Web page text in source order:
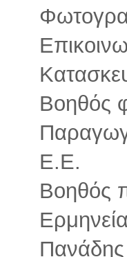
Βοηθός
E.E.
Βοηθός
Πανάδης